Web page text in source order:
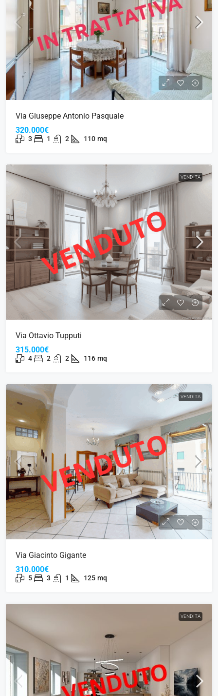
Via Giuseppe Antonio Pasquale
320.000€
3 1 2 110 mq
VENDITA
Via Ottavio Tupputi
315.000€
4 2 2 116 mq
VENDITA
Via Giacinto Gigante
310.000€
5 3 1 125 mq
VENDITA